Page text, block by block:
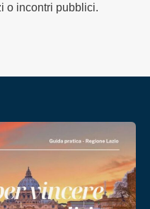
o incontri pubblici.